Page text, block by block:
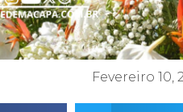
Fevereiro 10,